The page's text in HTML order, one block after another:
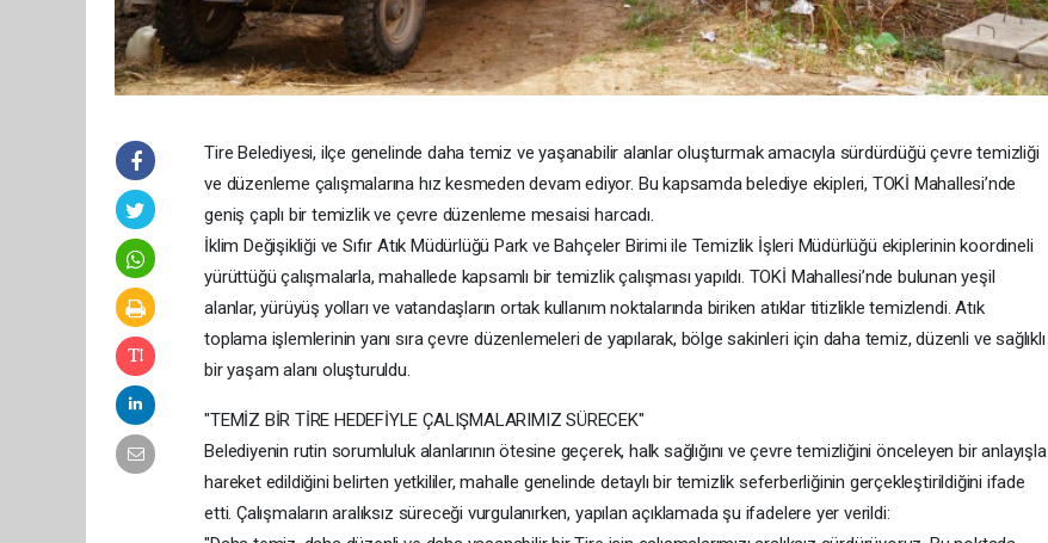
Tire Belediyesi, ilçe genelinde daha temiz ve yaşanabilir alanlar oluşturmak amacıyla sürdürdüğü çevre temizliği
ve düzenleme çalışmalarına hız kesmeden devam ediyor. Bu kapsamda belediye ekipleri, TOKİ Mahallesi’nde
geniş çaplı bir temizlik ve çevre düzenleme mesaisi harcadı.
İklim Değişikliği ve Sıfır Atık Müdürlüğü Park ve Bahçeler Birimi ile Temizlik İşleri Müdürlüğü ekiplerinin koordineli
yürüttüğü çalışmalarla, mahallede kapsamlı bir temizlik çalışması yapıldı. TOKİ Mahallesi’nde bulunan yeşil
alanlar, yürüyüş yolları ve vatandaşların ortak kullanım noktalarında biriken atıklar titizlikle temizlendi. Atık
toplama işlemlerinin yanı sıra çevre düzenlemeleri de yapılarak, bölge sakinleri için daha temiz, düzenli ve sağlıklı
bir yaşam alanı oluşturuldu.
"TEMİZ BİR TİRE HEDEFİYLE ÇALIŞMALARIMIZ SÜRECEK"
Belediyenin rutin sorumluluk alanlarının ötesine geçerek, halk sağlığını ve çevre temizliğini önceleyen bir anlayışla
hareket edildiğini belirten yetkililer, mahalle genelinde detaylı bir temizlik seferberliğinin gerçekleştirildiğini ifade
etti. Çalışmaların aralıksız süreceği vurgulanırken, yapılan açıklamada şu ifadelere yer verildi: